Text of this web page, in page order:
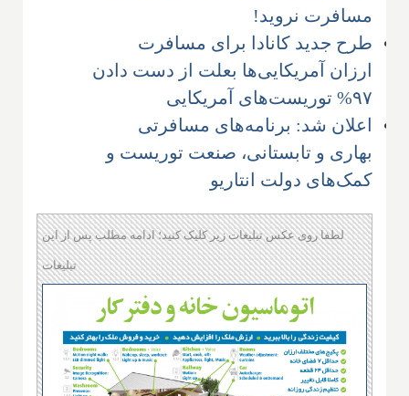
مسافرت نروید!
طرح جدید کانادا برای مسافرت
ارزان آمریکایی‌ها بعلت از دست دادن
۹۷% توریست‌های آمریکایی
اعلان شد: برنامه‌‌های مسافرتی
بهاری و تابستانی، صنعت توریست و
کمک‌های دولت انتاریو
لطفا روی عکس تبلیغات زیر کلیک کنید؛ ادامه مطلب پس از این
تبلیغات